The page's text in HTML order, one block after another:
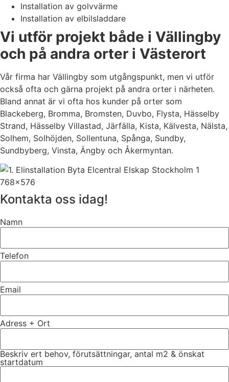
Installation av golvvärme
Installation av elbilsladdare
Vi utför projekt både i Vällingby
och på andra orter i Västerort
Vår firma har Vällingby som utgångspunkt, men vi utför
också ofta och gärna projekt på andra orter i närheten.
Bland annat är vi ofta hos kunder på orter som
Blackeberg, Bromma, Bromsten, Duvbo, Flysta, Hässelby
Strand, Hässelby Villastad, Järfälla, Kista, Kälvesta, Nälsta,
Solhem, Solhöjden, Sollentuna, Spånga, Sundby,
Sundbyberg, Vinsta, Ängby och Åkermyntan.
Kontakta oss idag!
Namn
Telefon
Email
Adress + Ort
Beskriv ert behov, förutsättningar, antal m2 & önskat
startdatum